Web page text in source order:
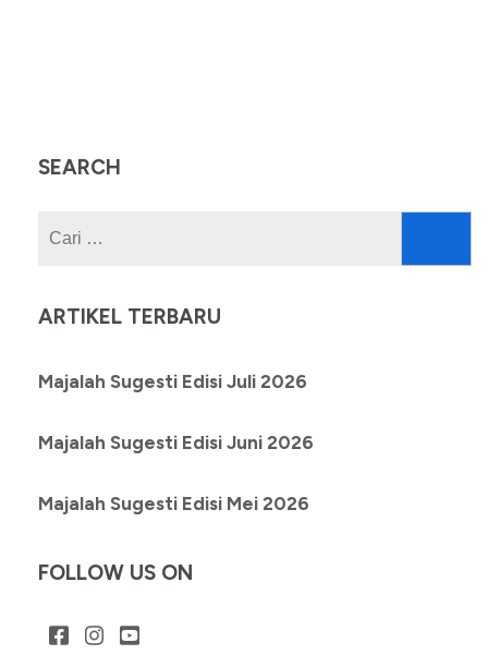
SEARCH
ARTIKEL TERBARU
Majalah Sugesti Edisi Juli 2026
Majalah Sugesti Edisi Juni 2026
Majalah Sugesti Edisi Mei 2026
FOLLOW US ON